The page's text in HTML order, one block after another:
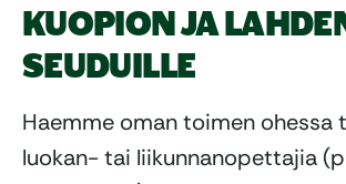
KUOPION JA
SEUDUILLE
Haemme oman toimen ohessa
luokan- tai liikunnanopettajia